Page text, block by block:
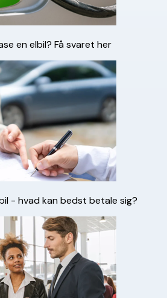
en elbil? Få svaret her
- hvad kan bedst betale sig?